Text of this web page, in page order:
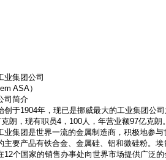
业集团公司
ASA）
司简介
创于1904年，现已是挪威最大的工业集团公
朗，现有职员4，100人，年营业额97亿克朗
业集团是世界一流的金属制造商，积极地参
主要产品有铁合金、金属硅、铝和微硅粉。
12个国家的销售办事处向世界市场提供广泛